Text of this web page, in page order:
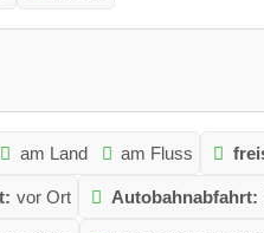
am Land am Fluss
vor Ort Autobahnabfahrt: